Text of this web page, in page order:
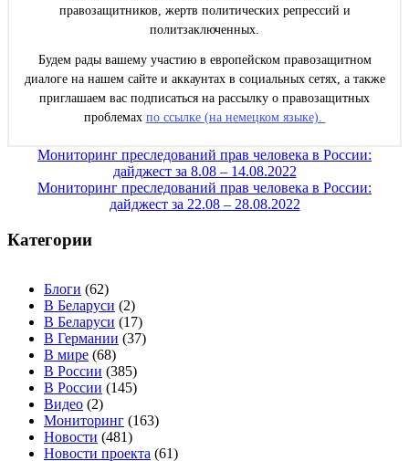
правозащитников, жертв политических репрессий и
политзаключенных.
Будем рады вашему участию в европейском правозащитном
диалоге на нашем сайте и аккаунтах в социальных сетях, а также
приглашаем вас подписаться на рассылку о правозащитных
проблемах по ссылке (на немецком языке).
Навигация
Мониторинг преследований прав человека в России:
дайджест за 8.08 – 14.08.2022
Мониторинг преследований прав человека в России:
дайджест за 22.08 – 28.08.2022
Категории
Блоги (62)
В Беларуси (2)
В Беларуси (17)
В Германии (37)
В мире (68)
В России (385)
В России (145)
Видео (2)
Мониторинг (163)
Новости (481)
Новости проекта (61)